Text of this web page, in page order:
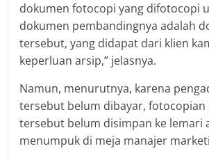
dokumen fotocopi yang difotocopi
dokumen pembandingnya adalah
tersebut, yang didapat dari klien
keperluan arsip,” jelasnya.
Namun, menurutnya, karena
tersebut belum dibayar, fotocopian
tersebut belum disimpan ke lemari
menumpuk di meja manajer